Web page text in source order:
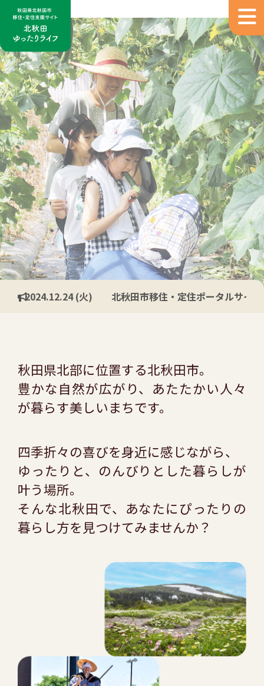
2024.12.24 (火) 北秋田市移住・定住ポータルサイ
秋田県北部に位置する北秋田市。
豊かな自然が広がり、あたたかい人々
が暮らす美しいまちです。
四季折々の喜びを身近に感じながら、
ゆったりと、のんびりとした暮らしが
叶う場所。
そんな北秋田で、あなたにぴったりの
暮らし方を見つけてみませんか？